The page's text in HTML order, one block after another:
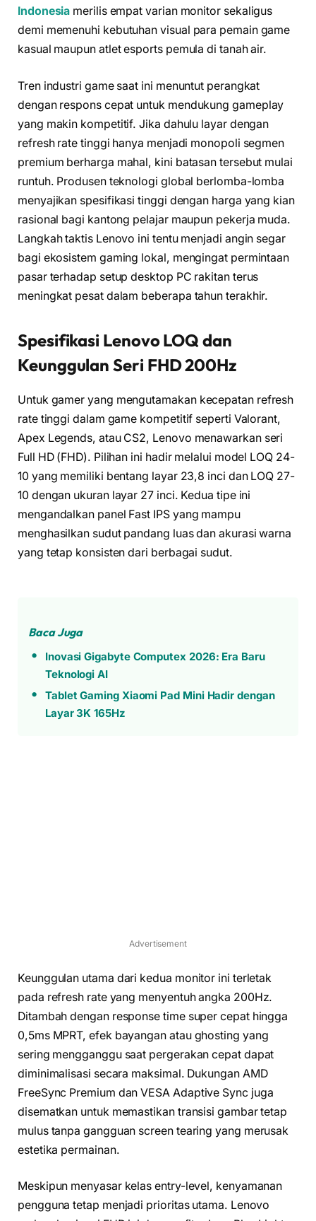
Indonesia merilis empat varian monitor sekaligus
demi memenuhi kebutuhan visual para pemain game
kasual maupun atlet esports pemula di tanah air.
Tren industri game saat ini menuntut perangkat
dengan respons cepat untuk mendukung gameplay
yang makin kompetitif. Jika dahulu layar dengan
refresh rate tinggi hanya menjadi monopoli segmen
premium berharga mahal, kini batasan tersebut mulai
runtuh. Produsen teknologi global berlomba-lomba
menyajikan spesifikasi tinggi dengan harga yang kian
rasional bagi kantong pelajar maupun pekerja muda.
Langkah taktis Lenovo ini tentu menjadi angin segar
bagi ekosistem gaming lokal, mengingat permintaan
pasar terhadap setup desktop PC rakitan terus
meningkat pesat dalam beberapa tahun terakhir.
Spesifikasi Lenovo LOQ dan
Keunggulan Seri FHD 200Hz
Untuk gamer yang mengutamakan kecepatan refresh
rate tinggi dalam game kompetitif seperti Valorant,
Apex Legends, atau CS2, Lenovo menawarkan seri
Full HD (FHD). Pilihan ini hadir melalui model LOQ 24-
10 yang memiliki bentang layar 23,8 inci dan LOQ 27-
10 dengan ukuran layar 27 inci. Kedua tipe ini
mengandalkan panel Fast IPS yang mampu
menghasilkan sudut pandang luas dan akurasi warna
yang tetap konsisten dari berbagai sudut.
Baca Juga
Inovasi Gigabyte Computex 2026: Era Baru
Teknologi AI
Tablet Gaming Xiaomi Pad Mini Hadir dengan
Layar 3K 165Hz
Advertisement
Keunggulan utama dari kedua monitor ini terletak
pada refresh rate yang menyentuh angka 200Hz.
Ditambah dengan response time super cepat hingga
0,5ms MPRT, efek bayangan atau ghosting yang
sering mengganggu saat pergerakan cepat dapat
diminimalisasi secara maksimal. Dukungan AMD
FreeSync Premium dan VESA Adaptive Sync juga
disematkan untuk memastikan transisi gambar tetap
mulus tanpa gangguan screen tearing yang merusak
estetika permainan.
Meskipun menyasar kelas entry-level, kenyamanan
pengguna tetap menjadi prioritas utama. Lenovo